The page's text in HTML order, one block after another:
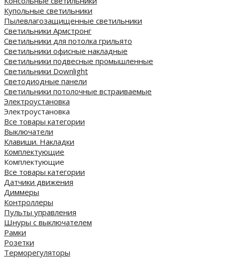
Купольные светильники
Пылевлагозащищенные светильники
Светильники Армстронг
Светильники для потолка грильято
Светильники офисные накладные
Светильники подвесные промышленные
Светильники Downlight
Светодиодные панели
Cветильники потолочные встраиваемые
Электроустановка
Электроустановка
Все товары категории
Выключатели
Клавиши. Накладки
Комплектующие
Комплектующие
Все товары категории
Датчики движения
Диммеры
Контроллеры
Пульты управления
Шнуры с выключателем
Рамки
Розетки
Терморегуляторы